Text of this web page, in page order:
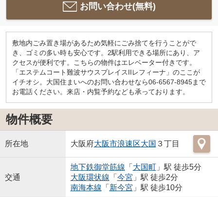
お問い合わせ(無料)
敷地内ごみ置き場があるため気軽にごみ捨てを行うことがで
き、ゴミの多い時も安心です。2駅利用できる場所にあり、ア
クセスが便利です。こちらの物件はエレベーター付きです。
「エステムコート難波サウスプレイスIIレフィーナ」のここが
イチオシ。大国住まいへのお問い合わせなら06-6567-8945まで
お電話ください。来店・内覧予約なども承っております。
物件概要
所在地 大阪府大阪市浪速区大国 ３丁目
交通
地下鉄御堂筋線 「 大国町」駅 徒歩5分
大阪環状線 「 今宮 」駅 徒歩2分
南海本線 「 新今宮 」駅 徒歩10分